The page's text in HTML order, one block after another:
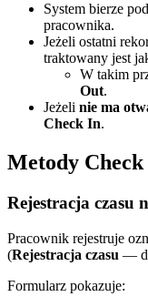
System bierze
pracownika.
Jeżeli ostatni
traktowany jest
W takim
Out.
Jeżeli nie ma
Check In.
Metody
Rejestracja czasu
Pracownik rejestruje
(Rejestracja czasu —
Formularz pokazuje: